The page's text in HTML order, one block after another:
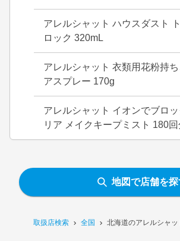
取扱店検索 全国 北海道のアレルシャ
アレルシャット ハウスダスト
ロック 320mL
アレルシャット 衣類用花粉持ち
アスプレー 170g
アレルシャット イオンでブロ
リア メイクキープミスト 180回
地図で店舗を探